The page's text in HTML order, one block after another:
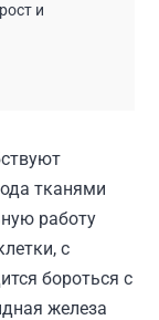
и
тканями
работу
с
бороться с
железа